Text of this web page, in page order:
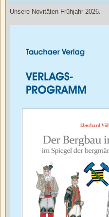
Unsere Novitäten Frühjahr 2026.